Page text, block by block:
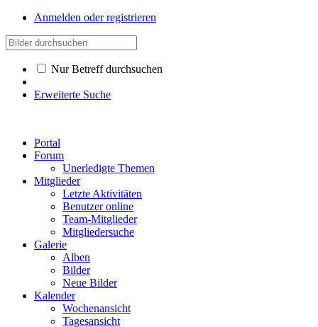
Anmelden oder registrieren
Nur Betreff durchsuchen
Erweiterte Suche
Portal
Forum
Unerledigte Themen
Mitglieder
Letzte Aktivitäten
Benutzer online
Team-Mitglieder
Mitgliedersuche
Galerie
Alben
Bilder
Neue Bilder
Kalender
Wochenansicht
Tagesansicht